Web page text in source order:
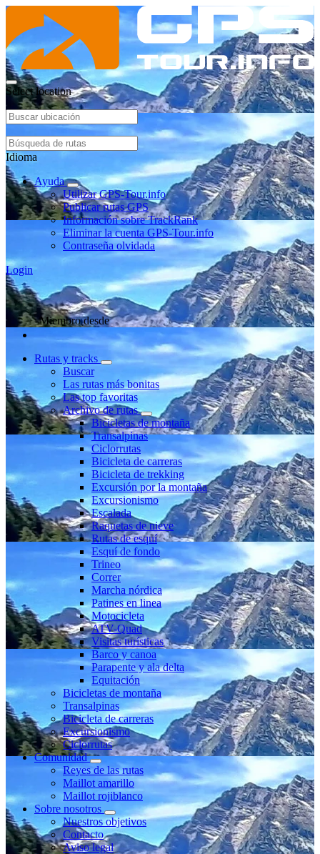
Select location
Idioma
Ayuda
Utilizar GPS-Tour.info
Publicar rutas GPS
Información sobre TrackRank
Eliminar la cuenta GPS-Tour.info
Contraseña olvidada
Login
Miembro desde
Rutas y tracks
Buscar
Las rutas más bonitas
Las top favoritas
Archivo de rutas
Bicicletas de montaña
Transalpinas
Ciclorrutas
Bicicleta de carreras
Bicicleta de trekking
Excursión por la montaña
Excursionismo
Escalada
Raquetas de nieve
Rutas de esquí
Esquí de fondo
Trineo
Correr
Marcha nórdica
Patines en linea
Motocicleta
ATV-Quad
Visitas turísticas
Barco y canoa
Parapente y ala delta
Equitación
Bicicletas de montaña
Transalpinas
Bicicleta de carreras
Excursionismo
Ciclorrutas
Comunidad
Reyes de las rutas
Maillot amarillo
Maillot rojiblanco
Sobre nosotros
Nuestros objetivos
Contacto
Aviso legal